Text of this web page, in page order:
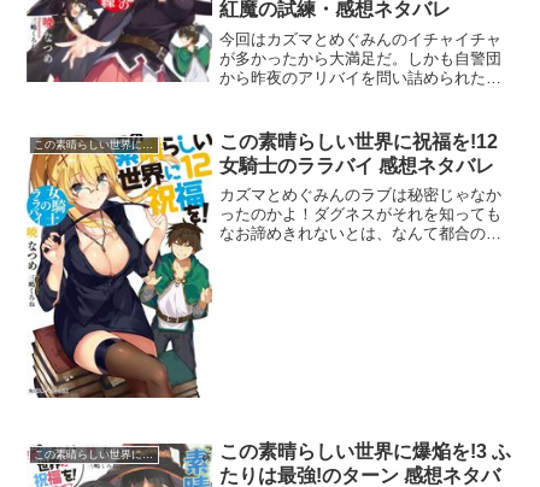
紅魔の試練・感想ネタバレ
今回はカズマとめぐみんのイチャイチャ
が多かったから大満足だ。しかも自警団
から昨夜のアリバイを問い詰められたと
愛すぎる。神器アイギスのセクハラは止
まることを知らなくて笑っ...
この素晴らしい世界に祝福を!
この素晴らしい世界に祝福を!12
女騎士のララバイ 感想ネタバレ
カズマとめぐみんのラブは秘密じゃなか
ったのかよ！ダグネスがそれを知っても
なお諦めきれないとは、なんて都合のい
この素晴らしい世界に祝福を!
この素晴らしい世界に爆焔を!3 ふ
たりは最強!のターン 感想ネタバ